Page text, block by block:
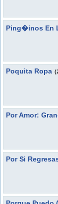
Ping�inos En
Poquita Ropa
Por Amor:
Por Si